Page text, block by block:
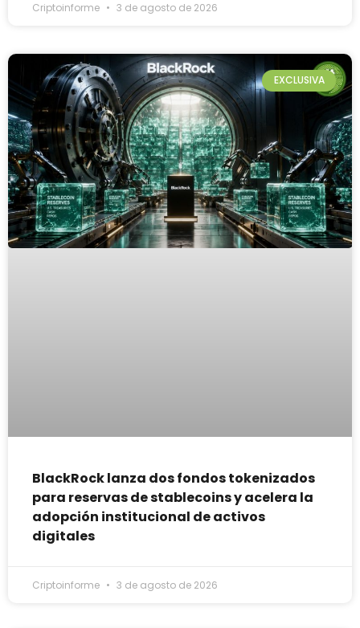
Criptoinforme 3 de agosto de 2026
EXCLUSIVA
BlackRock lanza dos fondos tokenizados
para reservas de stablecoins y acelera la
adopción institucional de activos
digitales
Criptoinforme 3 de agosto de 2026